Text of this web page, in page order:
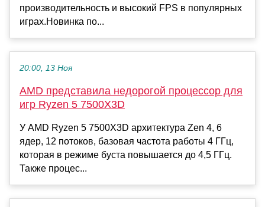
производительность и высокий FPS в популярных
играх.Новинка по...
20:00, 13 Ноя
AMD представила недорогой процессор для
игр Ryzen 5 7500X3D
У AMD Ryzen 5 7500X3D архитектура Zen 4, 6
ядер, 12 потоков, базовая частота работы 4 ГГц,
которая в режиме буста повышается до 4,5 ГГц.
Также процес...